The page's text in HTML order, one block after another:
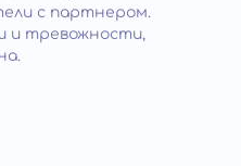
с партнером.
и тревожности,